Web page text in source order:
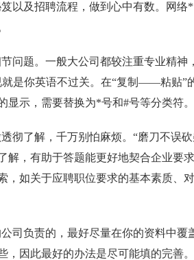
以及招聘流程，做到心中有数。网络
问题。一般大公司都较注重专业精神
是你英语不过关。在“复制——粘贴”
示，需要替换为*号和#号等分类符。
彻了解，千万别怕麻烦。“磨刀不误
解，有助于答题能更好地契合企业要
，如关于应聘职位要求的基本素质、
司负责的，最好尽量在你的资料中覆
，因此最好的办法是尽可能填的完善